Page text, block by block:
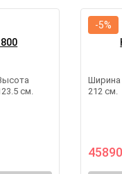
см.
Ширина
212 см.
-5%